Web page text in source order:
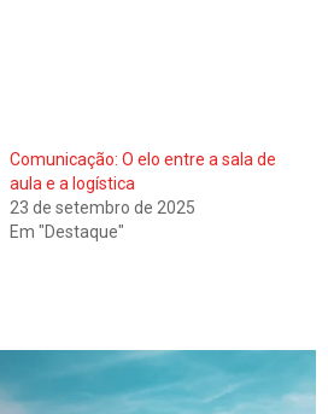
Comunicação: O elo entre a sala de
aula e a logística
23 de setembro de 2025
Em "Destaque"